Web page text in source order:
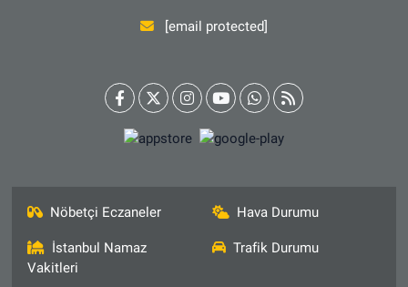
[email protected]
Nöbetçi Eczaneler Hava Durumu
İstanbul Namaz
Vakitleri
Trafik Durumu